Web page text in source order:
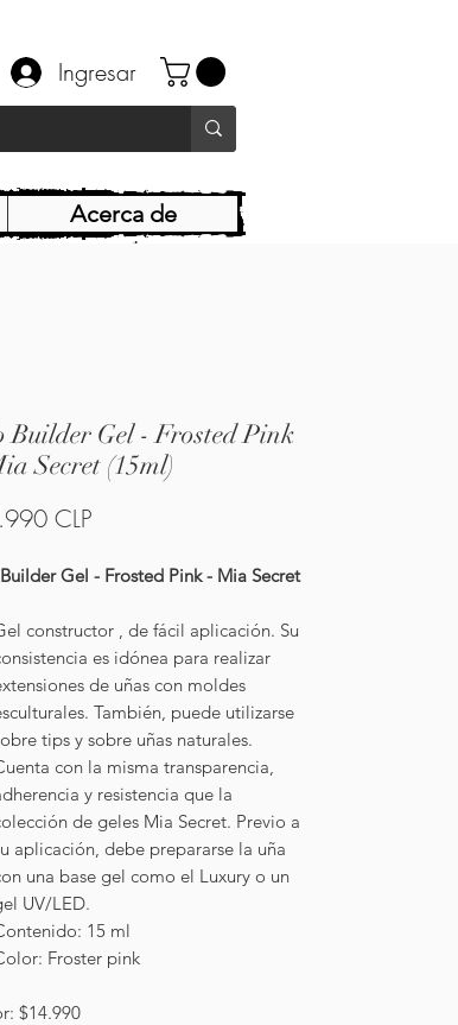
Ingresar
Acerca de
Builder Gel - Frosted Pink
Secret (15ml)
CLPPrecio
Gel - Frosted Pink - Mia Secret
constructor , de fácil aplicación. Su
es idónea para realizar
de uñas con moldes
También, puede utilizarse
tips y sobre uñas naturales.
con la misma transparencia,
y resistencia que la
de geles Mia Secret. Previo a
aplicación, debe prepararse la uña
una base gel como el Luxury o un
UV/LED.
15 ml
Froster pink
$14.990